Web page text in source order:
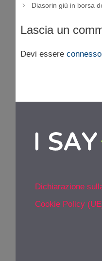
Diasorin giù in borsa
Lascia un
Devi essere connesso
Dichiarazione
Cookie Policy